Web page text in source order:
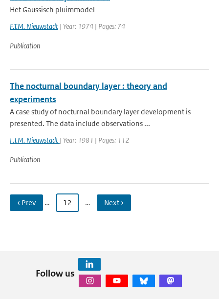
Het Gaussisch pluimmodel
F.T.M. Nieuwstadt | Year: 1974 | Pages: 74
Publication
The nocturnal boundary layer : theory and
experiments
A case study of nocturnal boundary layer development is
presented. The data include observations ...
F.T.M. Nieuwstadt | Year: 1981 | Pages: 112
Publication
‹ Prev … 12 … Next ›
Follow us